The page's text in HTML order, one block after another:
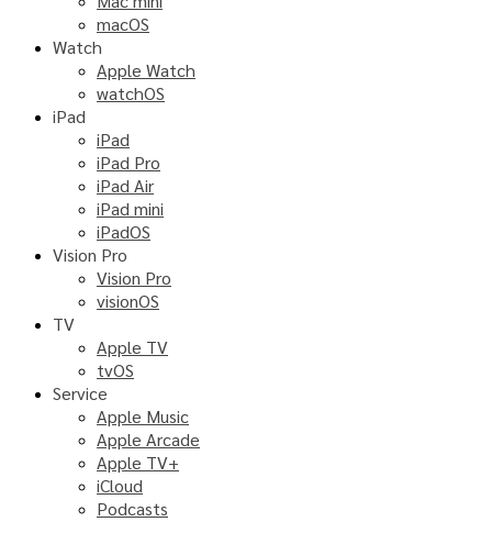
macOS
Watch
Apple Watch
watchOS
iPad
iPad
iPad Pro
iPad Air
iPad mini
iPadOS
Vision Pro
Vision Pro
visionOS
TV
Apple TV
tvOS
Service
Apple Music
Apple Arcade
Apple TV+
iCloud
Podcasts